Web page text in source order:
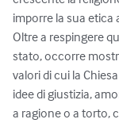
imporre la sua etica
Oltre a respingere
stato, occorre
valori di cui la
idee di giustizia,
a ragione o a torto,